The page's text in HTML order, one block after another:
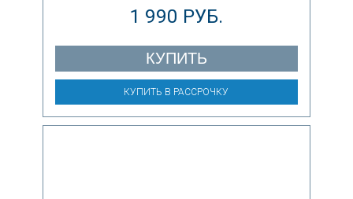
1 990 РУБ.
КУПИТЬ
КУПИТЬ В РАССРОЧКУ